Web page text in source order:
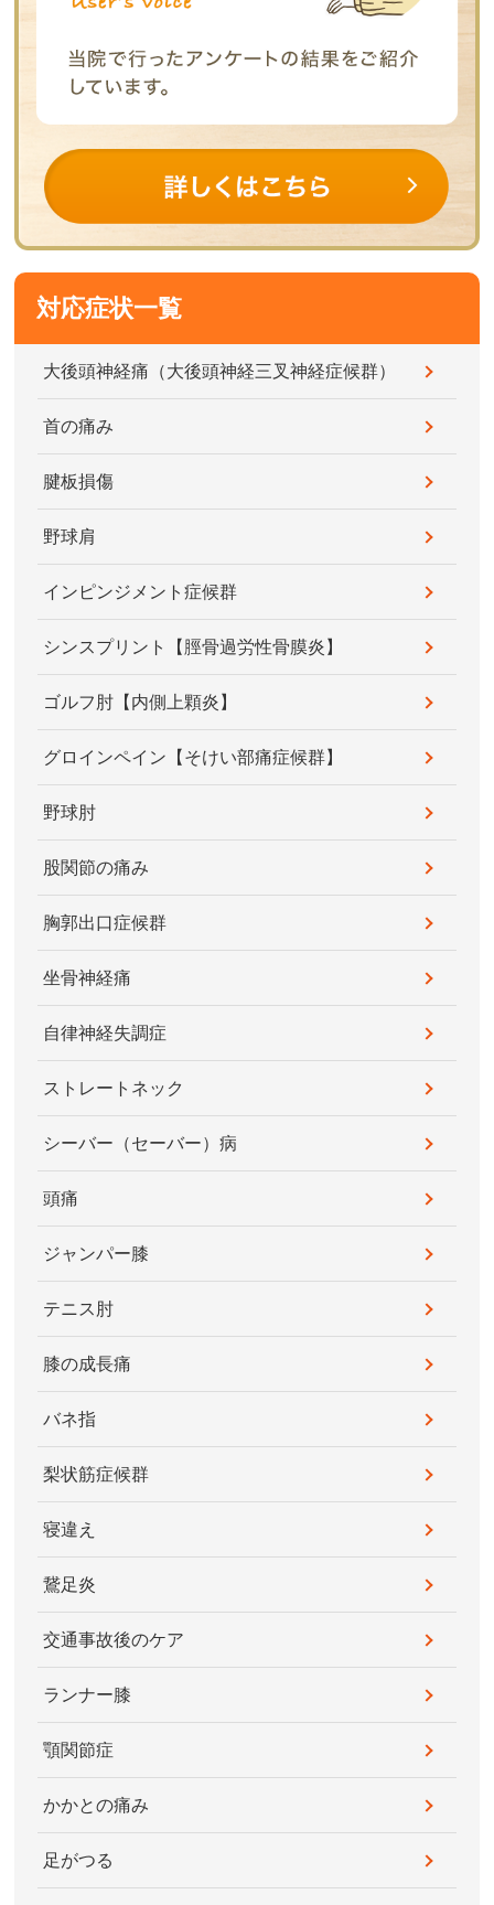
対応症状一覧
大後頭神経痛（大後頭神経三叉神経症候群）
首の痛み
腱板損傷
野球肩
インピンジメント症候群
シンスプリント【脛骨過労性骨膜炎】
ゴルフ肘【内側上顆炎】
グロインペイン【そけい部痛症候群】
野球肘
股関節の痛み
胸郭出口症候群
坐骨神経痛
自律神経失調症
ストレートネック
シーバー（セーバー）病
頭痛
ジャンパー膝
テニス肘
膝の成長痛
バネ指
梨状筋症候群
寝違え
鵞足炎
交通事故後のケア
ランナー膝
顎関節症
かかとの痛み
足がつる